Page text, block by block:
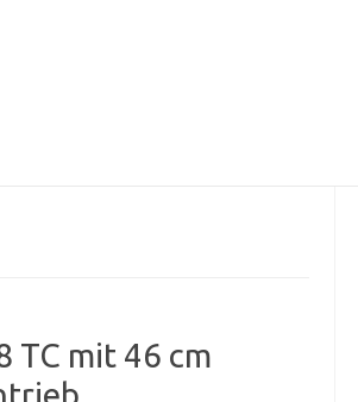
TC mit 46 cm